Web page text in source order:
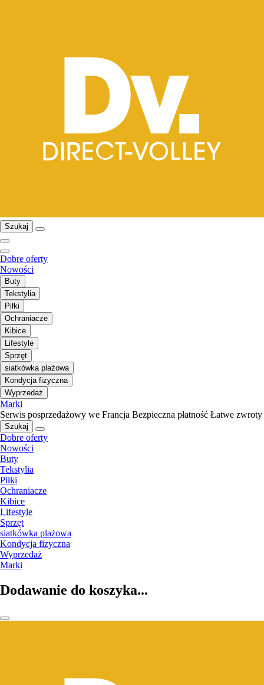
Szukaj
Dobre oferty
Nowości
Buty
Tekstylia
Piłki
Ochraniacze
Kibice
Lifestyle
Sprzęt
siatkówka plażowa
Kondycja fizyczna
Wyprzedaż
Marki
Serwis posprzedażowy we Francja Bezpieczna płatność Łatwe zwroty
Szukaj
Dobre oferty
Nowości
Buty
Tekstylia
Piłki
Ochraniacze
Kibice
Lifestyle
Sprzęt
siatkówka plażowa
Kondycja fizyczna
Wyprzedaż
Marki
Dodawanie do koszyka...